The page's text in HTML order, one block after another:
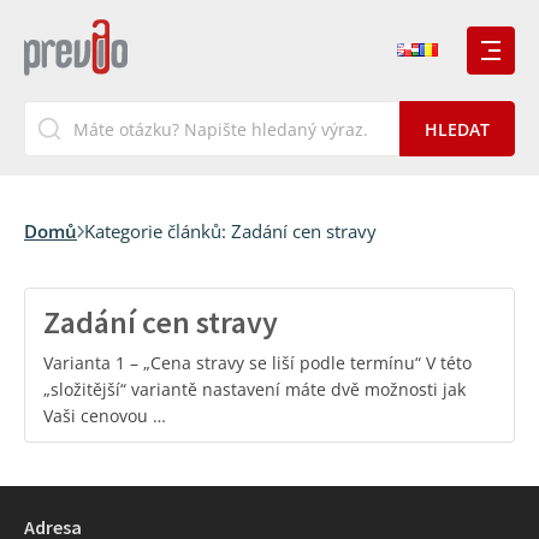
Domů Kategorie článků: Zadání cen stravy
Zadání cen stravy
Varianta 1 – „Cena stravy se liší podle termínu“ V této
„složitější“ variantě nastavení máte dvě možnosti jak
Vaši cenovou …
Adresa